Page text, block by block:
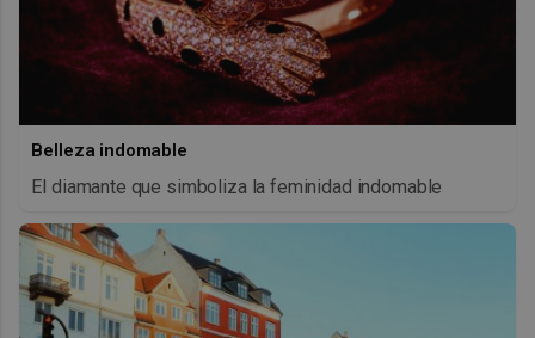
Belleza indomable
El diamante que simboliza la feminidad indomable